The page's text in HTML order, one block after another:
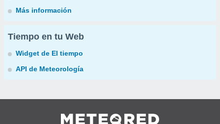
Más información
Tiempo en tu Web
Widget de El tiempo
API de Meteorología